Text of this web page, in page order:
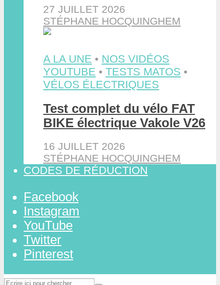
27 JUILLET 2026
STÉPHANE HOCQUINGHEM
A LA UNE • NOS VIDÉOS
YOUTUBE • TESTS MATOS •
VÉLOS ÉLECTRIQUES
Test complet du vélo FAT
BIKE électrique Vakole V26
16 JUILLET 2026
STÉPHANE HOCQUINGHEM
CODES DE RÉDUCTION
Facebook
Instagram
YouTube
Twitter
Pinterest